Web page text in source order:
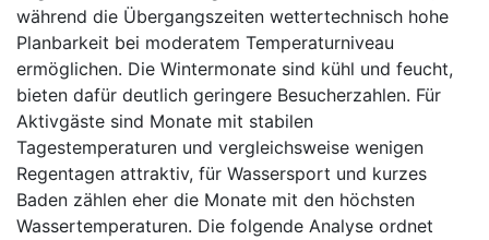
während die Übergangszeiten wettertechnisch hohe
Planbarkeit bei moderatem Temperaturniveau
ermöglichen. Die Wintermonate sind kühl und feucht,
bieten dafür deutlich geringere Besucherzahlen. Für
Aktivgäste sind Monate mit stabilen
Tagestemperaturen und vergleichsweise wenigen
Regentagen attraktiv, für Wassersport und kurzes
Baden zählen eher die Monate mit den höchsten
Wassertemperaturen. Die folgende Analyse ordnet